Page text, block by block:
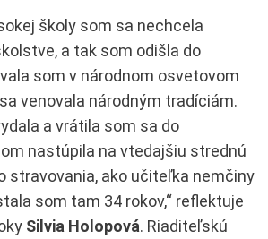
školy som sa nechcela
a tak som odišla do
som v národnom osvetovom
venovala národným tradíciám.
a vrátila som sa do
nastúpila na vtedajšiu strednú
stravovania, ako učiteľka nemčiny
som tam 34 rokov,“ reflektuje
Silvia Holopová. Riaditeľskú